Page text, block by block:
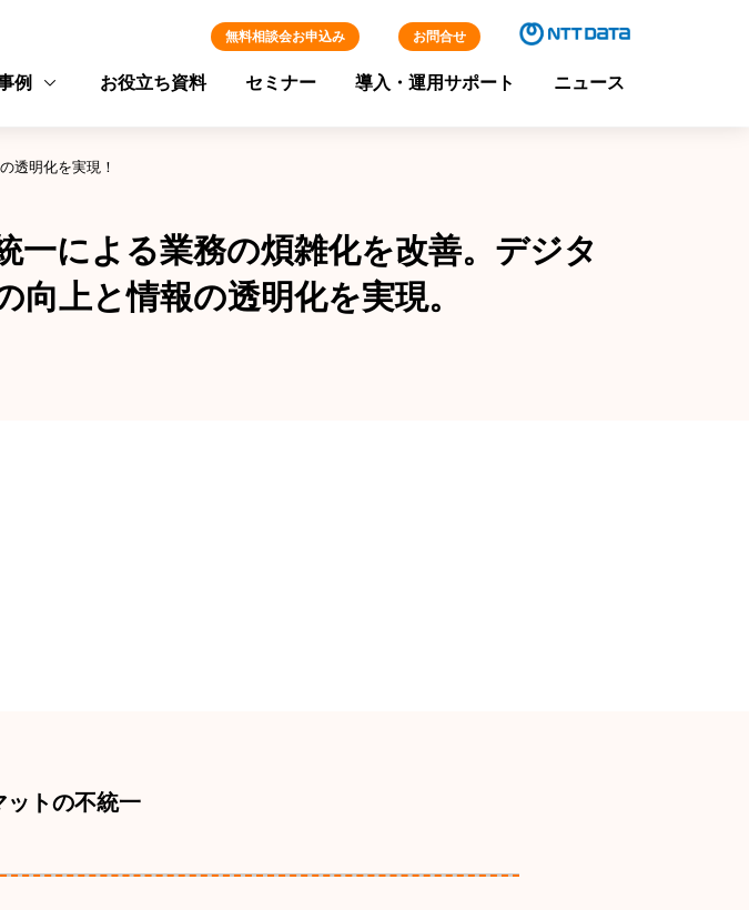
無料相談会お申込み お問合せ
例 お役立ち資料 セミナー 導入・運用サポート ニュース
透明化を実現！
一による業務の煩雑化を改善。デジタ
上と情報の透明化を実現。
ットの不統一